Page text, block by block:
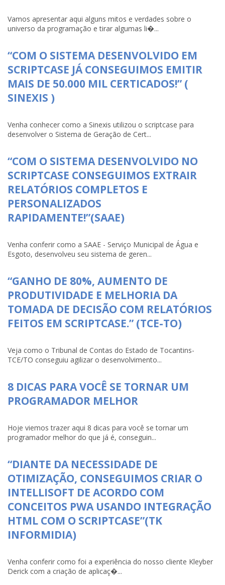
Vamos apresentar aqui alguns mitos e verdades sobre o
universo da programação e tirar algumas li�...
“COM O SISTEMA DESENVOLVIDO EM
SCRIPTCASE JÁ CONSEGUIMOS EMITIR
MAIS DE 50.000 MIL CERTICADOS!” (
SINEXIS )
Venha conhecer como a Sinexis utilizou o scriptcase para
desenvolver o Sistema de Geração de Cert...
“COM O SISTEMA DESENVOLVIDO NO
SCRIPTCASE CONSEGUIMOS EXTRAIR
RELATÓRIOS COMPLETOS E
PERSONALIZADOS
RAPIDAMENTE!”(SAAE)
Venha conferir como a SAAE - Serviço Municipal de Água e
Esgoto, desenvolveu seu sistema de geren...
“GANHO DE 80%, AUMENTO DE
PRODUTIVIDADE E MELHORIA DA
TOMADA DE DECISÃO COM RELATÓRIOS
FEITOS EM SCRIPTCASE.” (TCE-TO)
Veja como o Tribunal de Contas do Estado de Tocantins-
TCE/TO conseguiu agilizar o desenvolvimento...
8 DICAS PARA VOCÊ SE TORNAR UM
PROGRAMADOR MELHOR
Hoje viemos trazer aqui 8 dicas para você se tornar um
programador melhor do que já é, conseguin...
“DIANTE DA NECESSIDADE DE
OTIMIZAÇÃO, CONSEGUIMOS CRIAR O
INTELLISOFT DE ACORDO COM
CONCEITOS PWA USANDO INTEGRAÇÃO
HTML COM O SCRIPTCASE”(TK
INFORMIDIA)
Venha conferir como foi a experiência do nosso cliente Kleyber
Derick com a criação de aplicaç�...